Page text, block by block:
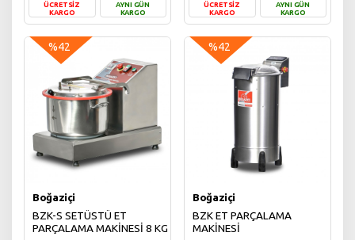
ÜCRETSİZ
KARGO
AYNI GÜN
KARGO
Sepete Ekle
ÜCRETSİZ
KARGO
AYNI GÜN
KARGO
Sepete Ekle
%42
Boğaziçi
BZK-S SETÜSTÜ ET
PARÇALAMA MAKİNESİ 8 KG
%42
Boğaziçi
BZK ET PARÇALAMA
MAKİNESİ